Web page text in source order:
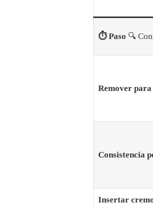
⏱️ Paso 🔍
Remover para
Consistencia
Insertar